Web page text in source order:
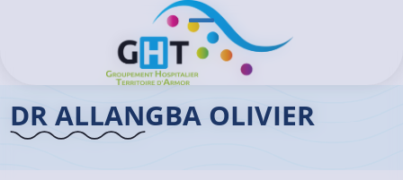
Ouvrir/Fermer le menu
>Dr ALLANGBA Olivier
DR ALLANGBA OLIVIER
Panneau de gestion des cookies